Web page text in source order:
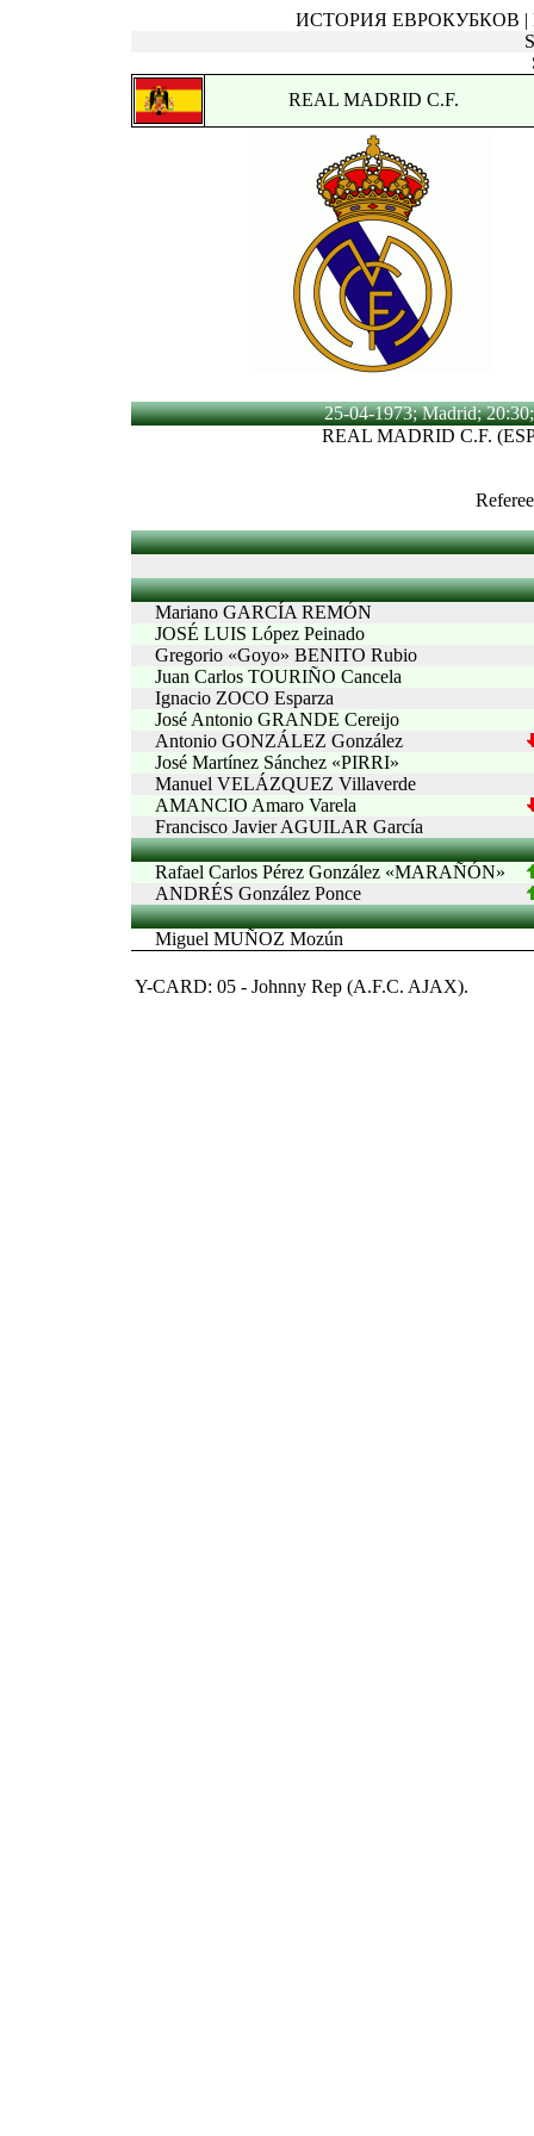
ИСТОРИЯ ЕВРОКУБКОВ |
REAL MADRID C.F.
25-04-1973; Madrid;
REAL MADRID C.F.
Mariano GARCÍA REMÓN
JOSÉ LUIS López Peinado
Gregorio «Goyo» BENITO Rubio
Juan Carlos TOURIÑO Cancela
Ignacio ZOCO Esparza
José Antonio GRANDE Cereijo
Antonio GONZÁLEZ González
José Martínez Sánchez «PIRRI»
Manuel VELÁZQUEZ Villaverde
AMANCIO Amaro Varela
Francisco Javier AGUILAR García
Rafael Carlos Pérez González «MARAÑÓN»
ANDRÉS González Ponce
Miguel MUÑOZ Mozún
Y-CARD: 05 - Johnny Rep (A.F.C. AJAX).